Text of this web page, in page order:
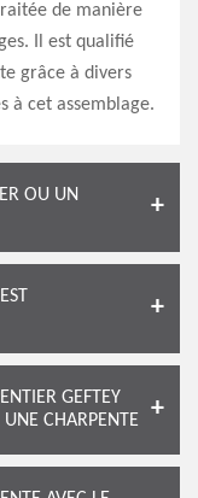
de manière
Il est qualifié
grâce à divers
à cet assemblage.
OU UN
GEFTEY
CHARPENTE